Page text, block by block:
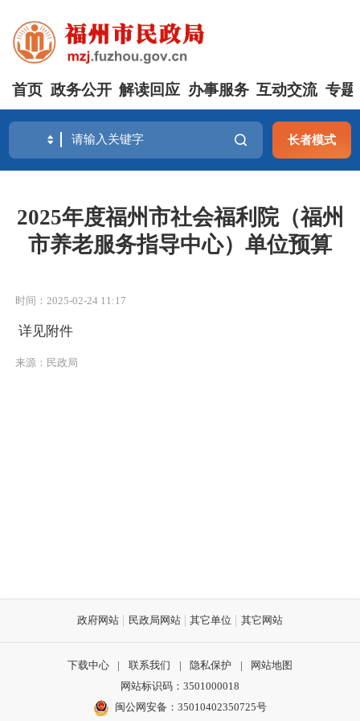
首页 政务公开 解读回应 办事服务 互动交流 专题
长者模式
2025年度福州市社会福利院（福州
市养老服务指导中心）单位预算
时间：2025-02-24 11:17
详见附件
来源：民政局
政府网站 民政局网站 其它单位 其它网站
下载中心 | 联系我们 | 隐私保护 |
网站地图
网站标识码：3501000018
闽公网安备：35010402350725号